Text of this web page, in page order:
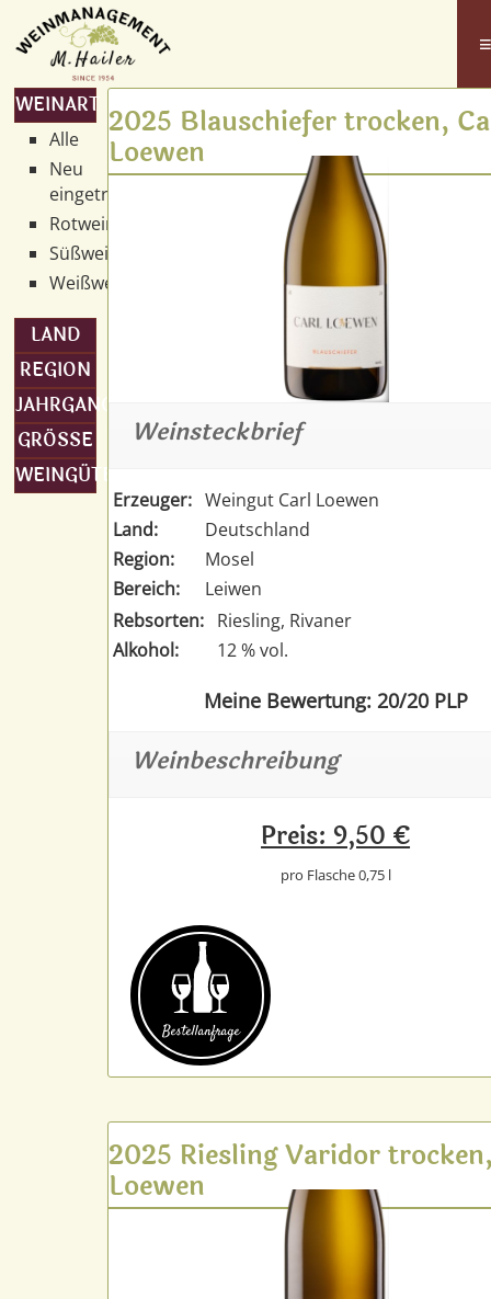
≡
WEINART
Alle
Neu
eingetroffen
Rotwein
Süßwein
Weißwein
LAND
REGION
JAHRGANG
GRÖSSE
WEINGÜTER
2025 Blauschiefer trocken,
Loewen
Weinsteckbrief
Erzeuger: Weingut Carl Loewen
Land:
Deutschland
Region:
Mosel
Bereich:
Leiwen
Rebsorten: Riesling, Rivaner
Alkohol:
12 % vol.
Meine Bewertung: 20/20 PLP
Weinbeschreibung
Preis: 9,50 €
pro Flasche 0,75 l
Bestell­anfrage
2025 Riesling Varidor
Loewen